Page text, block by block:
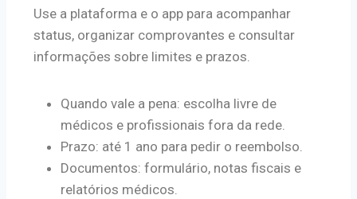
Use a plataforma e o app para acompanhar
status, organizar comprovantes e consultar
informações sobre limites e prazos.
Quando vale a pena: escolha livre de
médicos e profissionais fora da rede.
Prazo: até 1 ano para pedir o reembolso.
Documentos: formulário, notas fiscais e
relatórios médicos.